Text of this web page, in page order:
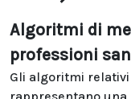
Algoritmi di
professioni
Gli algoritmi